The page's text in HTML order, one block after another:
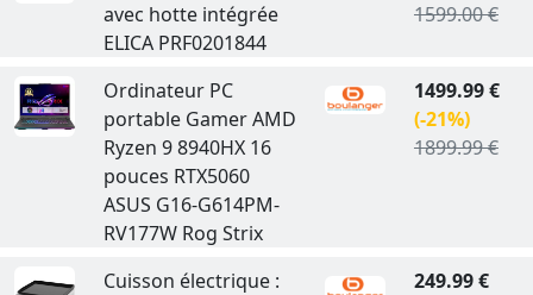
avec hotte intégrée
ELICA PRF0201844
1599.00 €
Ordinateur PC
portable Gamer AMD
Ryzen 9 8940HX 16
pouces RTX5060
ASUS G16-G614PM-
RV177W Rog Strix
1499.99 €
(-21%)
1899.99 €
Cuisson électrique :
249.99 €